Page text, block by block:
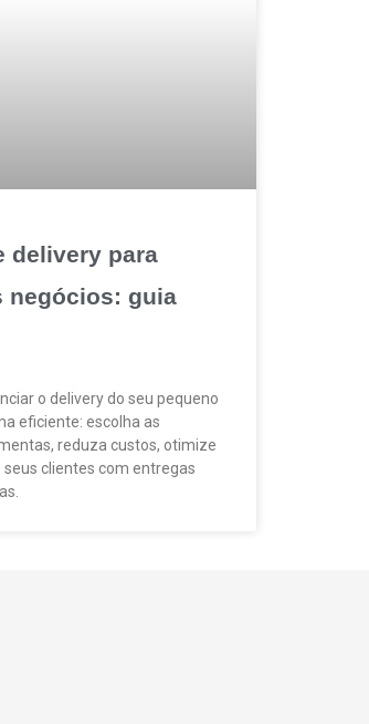
delivery para
negócios: guia
o delivery do seu pequeno
eficiente: escolha as
reduza custos, otimize
clientes com entregas